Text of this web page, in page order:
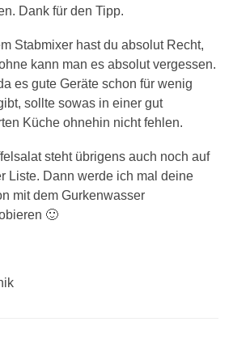
Dank für den Tipp.
Stabmixer hast du absolut Recht,
kann man es absolut vergessen.
es gute Geräte schon für wenig
sollte sowas in einer gut
Küche ohnehin nicht fehlen.
steht übrigens auch noch auf
Liste. Dann werde ich mal deine
mit dem Gurkenwasser
🙂